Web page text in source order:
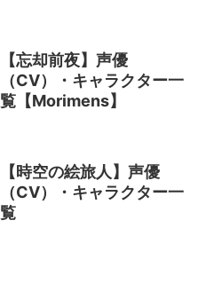
【忘却前夜】声優
（CV）・キャラクター一
覧【Morimens】
【時空の絵旅人】声優
（CV）・キャラクター一
覧